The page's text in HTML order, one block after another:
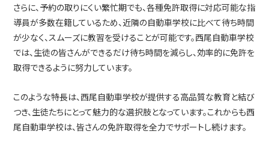
短期通学コース
自動二輪免許オーダーメイド
特例教習
在校生の方
ホテル西尾
さらに、予約の取りにくい繁忙期でも、各種免許取得に対応可能な指
導員が多数在籍しているため、近隣の自動車学校に比べて待ち時間
が少なく、スムーズに教習を受けることが可能です。西尾自動車学校
では、生徒の皆さんができるだけ待ち時間を減らし、効率的に免許を
取得できるように努力しています。
このような特長は、西尾自動車学校が提供する高品質な教育と結び
つき、生徒たちにとって魅力的な選択肢となっています。これからも西
尾自動車学校は、皆さんの免許取得を全力でサポートし続けます。